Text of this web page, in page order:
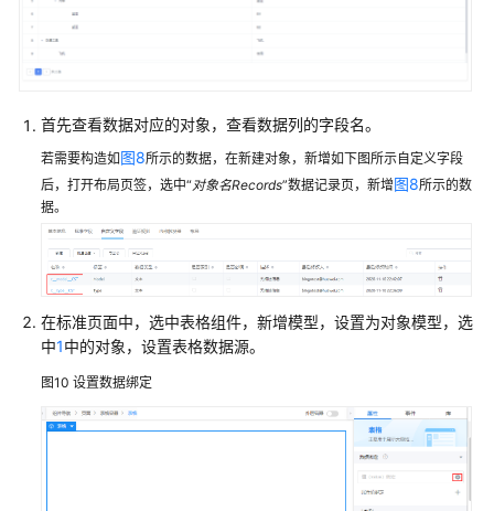
组
件
入
页
面
分
栏
表
单
首先查看数据对应的对象，查看数据列的字段名。
若需要构造如图8所示的数据，在新建对象，新增如下图所示自定义字段
后，打开布局页签，选中“对象名Records”数据记录页，新增图8所示的数
据。
在标准页面中，选中表格组件，新增模型，设置为对象模型，选
中1中的对象，设置表格数据源。
图10 设置数据绑定